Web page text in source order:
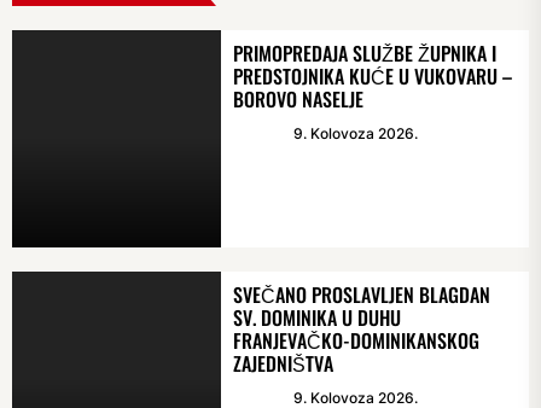
PRIMOPREDAJA SLUŽBE ŽUPNIKA I
PREDSTOJNIKA KUĆE U VUKOVARU –
BOROVO NASELJE
9. Kolovoza 2026.
SVEČANO PROSLAVLJEN BLAGDAN
SV. DOMINIKA U DUHU
FRANJEVAČKO-DOMINIKANSKOG
ZAJEDNIŠTVA
9. Kolovoza 2026.